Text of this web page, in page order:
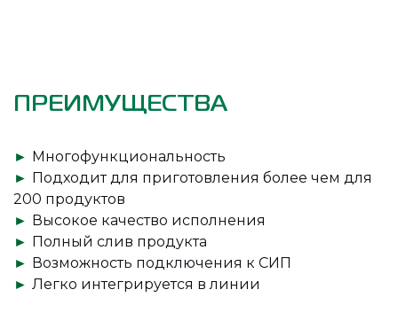
ПРЕИМУЩЕСТВА
► Многофункциональность
► Подходит для приготовления более чем для
200 продуктов
► Высокое качество исполнения
► Полный слив продукта
► Возможность подключения к СИП
► Легко интегрируется в линии